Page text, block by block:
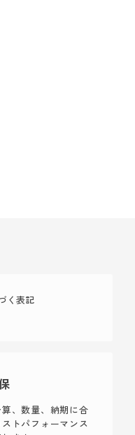
く表記
、数量、納期に合
トパフォーマンス